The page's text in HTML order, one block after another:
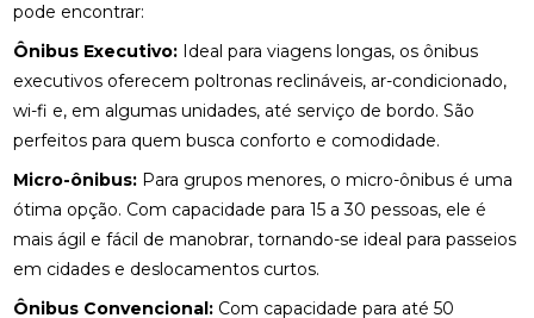
pode encontrar:
Ônibus Executivo: Ideal para viagens longas, os ônibus
executivos oferecem poltronas reclináveis, ar-condicionado,
wi-fi e, em algumas unidades, até serviço de bordo. São
perfeitos para quem busca conforto e comodidade.
Micro-ônibus: Para grupos menores, o micro-ônibus é uma
ótima opção. Com capacidade para 15 a 30 pessoas, ele é
mais ágil e fácil de manobrar, tornando-se ideal para passeios
em cidades e deslocamentos curtos.
Ônibus Convencional: Com capacidade para até 50